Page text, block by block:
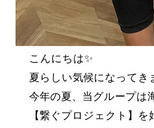
こんにちは✨
夏らしい気候になってき
今年の夏、当グループは
【繋ぐプロジェクト】を